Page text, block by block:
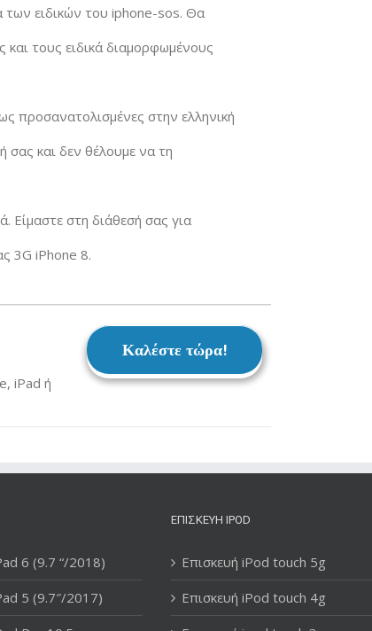
των ειδικών του iphone-sos. Θα
τους ειδικά διαμορφωμένους
προσανατολισμένες στην ελληνική
σας και δεν θέλουμε να τη
Είμαστε στη διάθεσή σας για
3G iPhone 8.
iPad ή
Καλέστε τώρα!
6 (9.7 “/2018)
5 (9.7″/2017)
ΕΠΙΣΚΕΥΉ IPOD
Επισκευή iPod touch 5g
Επισκευή iPod touch 4g